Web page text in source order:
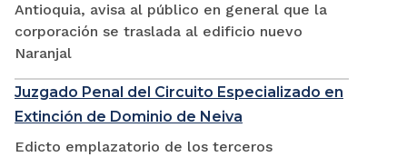
Antioquia, avisa al público en general que la
corporación se traslada al edificio nuevo
Naranjal
Juzgado Penal del Circuito Especializado en
Extinción de Dominio de Neiva
Edicto emplazatorio de los terceros